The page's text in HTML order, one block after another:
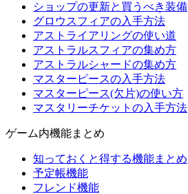
ショップの更新と買うべき装備
グロウスフィアの入手方法
アストライアリングの使い道
アストラルスフィアの集め方
アストラルシャードの集め方
マスターピースの入手方法
マスターピース(欠片)の使い方
マスタリーチケットの入手方法
ゲーム内機能まとめ
知っておくと得する機能まとめ
予定帳機能
フレンド機能